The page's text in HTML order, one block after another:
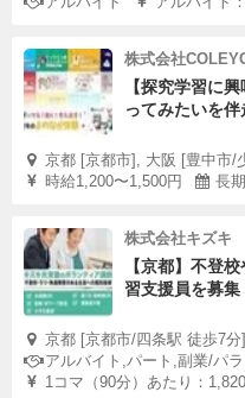
株式会社
【探究学習に
ってみたいを伴
京都 [京都市], 大阪 [豊中市/
時給1,200〜1,500円
長
株式会社キズキ
【京都】不登
習支援員を募集
京都 [京都市/四条駅 徒歩7分]
アルバイト,パート,副業/パ
1コマ（90分）あたり：